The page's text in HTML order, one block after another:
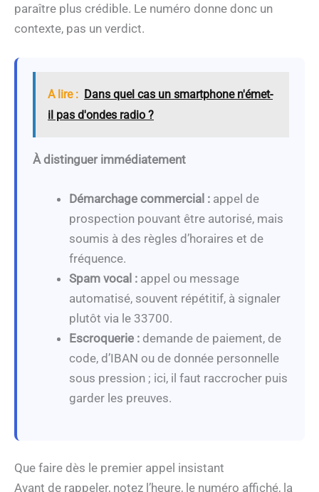
paraître plus crédible. Le numéro donne donc un
contexte, pas un verdict.
A lire : Dans quel cas un smartphone n'émet-
il pas d'ondes radio ?
À distinguer immédiatement
Démarchage commercial : appel de
prospection pouvant être autorisé, mais
soumis à des règles d’horaires et de
fréquence.
Spam vocal : appel ou message
automatisé, souvent répétitif, à signaler
plutôt via le 33700.
Escroquerie : demande de paiement, de
code, d’IBAN ou de donnée personnelle
sous pression ; ici, il faut raccrocher puis
garder les preuves.
Que faire dès le premier appel insistant
Avant de rappeler, notez l’heure, le numéro affiché, la